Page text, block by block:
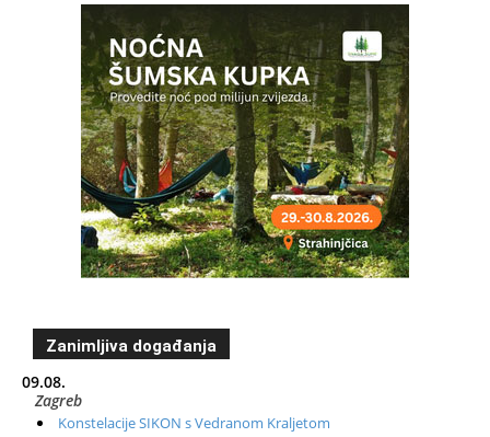
Zanimljiva događanja
09.08.
Zagreb
Konstelacije SIKON s Vedranom Kraljetom